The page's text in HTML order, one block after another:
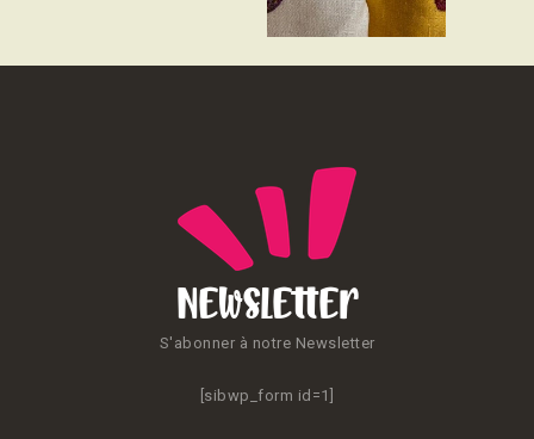
Newsletter
S'abonner à notre Newsletter
[sibwp_form id=1]